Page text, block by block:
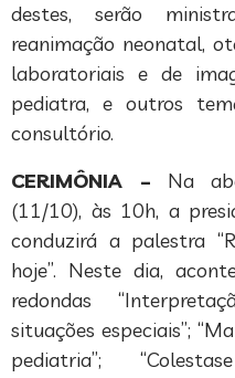
destes, serão
reanimação neonatal,
laboratoriais e de
pediatra, e outros
consultório.
CERIMÔNIA – Na
(11/10), às 10h, a
conduzirá a palestra
hoje”. Neste dia,
redondas
situações especiais”;
pediatria”;